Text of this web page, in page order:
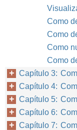
Como
Como
Como
Como
Capítulo 3:
Capítulo 4:
Capítulo 5:
Capítulo 6:
Capítulo 7: